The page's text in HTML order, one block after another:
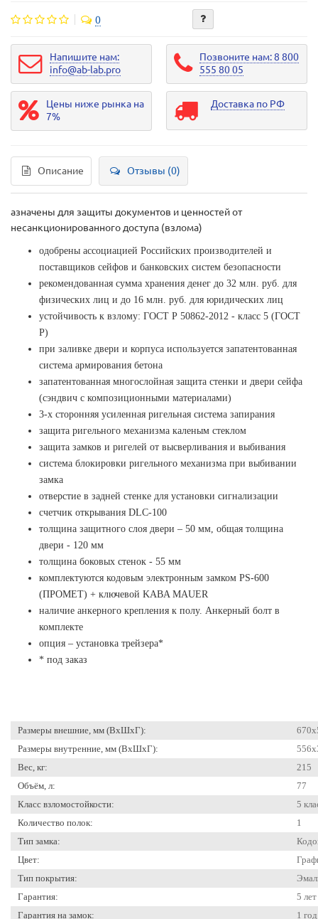
0
Напишите нам:
info@ab-lab.pro
Позвоните нам: 8 800
555 80 05
Цены ниже рынка на
7%
Доставка по РФ
Описание Отзывы (0)
азначены для защиты документов и ценностей от
несанкционированного доступа (взлома)
одобрены ассоциацией Российских производителей и
поставщиков сейфов и банковских систем безопасности
рекомендованная сумма хранения денег до 32 млн. руб. для
физических лиц и до 16 млн. руб. для юридических лиц
устойчивость к взлому: ГОСТ Р 50862-2012 - класс 5 (ГОСТ
Р)
при заливке двери и корпуса используется запатентованная
система армирования бетона
запатентованная многослойная защита стенки и двери сейфа
(сэндвич с композиционными материалами)
3-х сторонняя усиленная ригельная система запирания
защита ригельного механизма каленым стеклом
защита замков и ригелей от высверливания и выбивания
система блокировки ригельного механизма при выбивании
замка
отверстие в задней стенке для установки сигнализации
счетчик открывания DLC-100
толщина защитного слоя двери – 50 мм, общая толщина
двери - 120 мм
толщина боковых стенок - 55 мм
комплектуются кодовым электронным замком PS-600
(ПРОМЕТ) + ключевой KABA MAUER
наличие анкерного крепления к полу. Анкерный болт в
комплекте
опция – установка трейзера*
* под заказ
Размеры внешние, мм (ВхШхГ):
Размеры внутренние, мм (ВхШхГ):
Вес, кг:
215
Объём, л:
77
Класс взломостойкости:
5
Количество полок:
1
Тип замка:
Цвет:
Тип покрытия:
Гарантия:
5 лет
Гарантия на замок:
1 год